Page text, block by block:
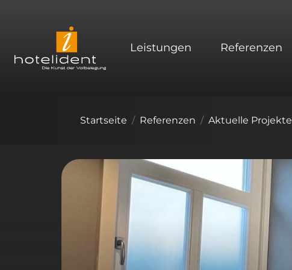
Leistungen Referenzen
Startseite Referenzen Aktuelle Projekte